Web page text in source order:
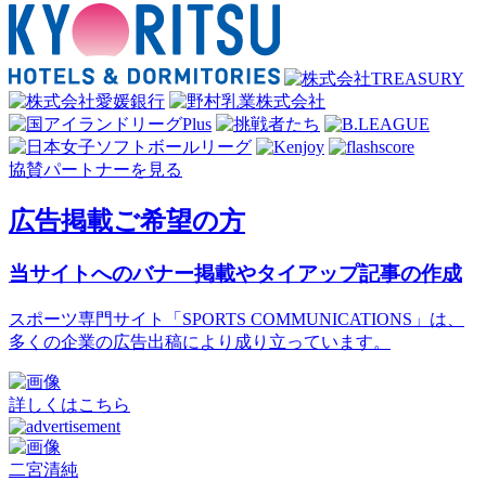
協賛パートナーを見る
広告掲載ご希望の方
当サイトへのバナー掲載やタイアップ記事の作成
スポーツ専門サイト「SPORTS COMMUNICATIONS」は、
多くの企業の広告出稿により成り立っています。
詳しくはこちら
二宮清純